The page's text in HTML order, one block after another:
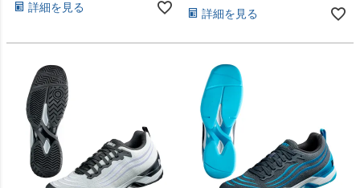
詳細を見る 詳細を見る